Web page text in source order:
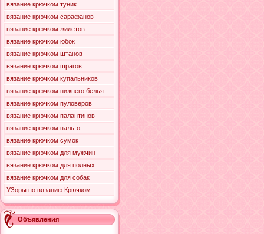
вязание крючком туник
вязание крючком сарафанов
вязание крючком жилетов
вязание крючком юбок
вязание крючком штанов
вязание крючком шрагов
вязание крючком купальников
вязание крючком нижнего белья
вязание крючком пуловеров
вязание крючком палантинов
вязание крючком пальто
вязание крючком сумок
вязание крючком для мужчин
вязание крючком для полных
вязание крючком для собак
УЗоры по вязанию Крючком
Объявления